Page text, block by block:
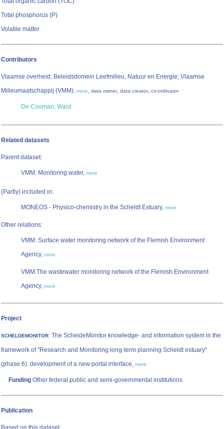
Total phosphorus (P)
Volatile matter
Contributors
Vlaamse overheid; Beleidsdomein Leefmilieu, Natuur en Energie; Vlaamse
Milieumaatschappij (VMM), more, data owner, data creator, co-ordinator
De Cooman, Ward
Related datasets
Parent dataset:
VMM: Monitoring water, more
(Partly) included in:
MONEOS - Physico-chemistry in the Scheldt Estuary, more
Other relations:
VMM: Surface water monitoring network of the Flemish Environment
Agency, more
VMM:The wastewater monitoring network of the Flemish Environment
Agency, more
Project
SCHELDEMONITOR: The ScheldeMonitor knowledge- and information system in the
framework of "Research and Monitoring long-term planning Scheldt estuary"
(phase 6): development of a new portal interface, more
Funding Other federal public and semi-governmental institutions
Publication